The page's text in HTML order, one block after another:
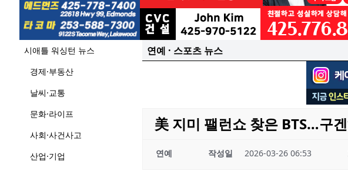
시애틀 워싱턴 뉴스
경제·부동산
날씨·교통
문화·라이프
사회·사건사고
산업·기업
연예 · 스포츠 뉴스
美 지미 팰런쇼 찾은 BTS…구
연예 작성일 2026-03-26 06:53